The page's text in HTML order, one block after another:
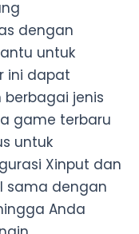
dengan
untuk
ini dapat
jenis
game terbaru
untuk
Xinput dan
sama dengan
Anda